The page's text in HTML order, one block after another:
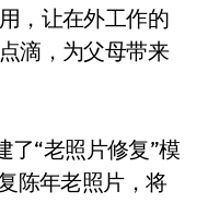
，让在外工作的
滴，为父母带来
“老照片修复”模
陈年老照片，将